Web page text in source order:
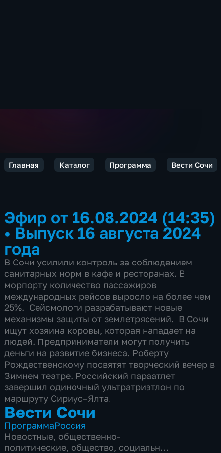
Главная Каталог Программа Вести Сочи
Эфир от 16.08.2024 (14:35)
• Выпуск 16 августа 2024
года
В Сочи усилили контроль за соблюдением
санитарных норм в кафе и ресторанах. В
морпорту количество пассажиров
международных рейсов выросло на более чем
25%. Сейсмологи разрабатывают новые
механизмы защиты от землетрясений. В Сочи
ищут хозяина коровы, которая нападает на
людей. Предприниматели могут получить
деньги на развитие бизнеса. Роберту
Рождественскому посвятят творческий вечер в
Зимнем театре. Российский параатлет
завершил одиночный ультратриатлон по
маршруту Сириус–Ялта.
Вести Сочи
ПрограммаРоссия
Новостные, общественно-
политические, общество, социально-